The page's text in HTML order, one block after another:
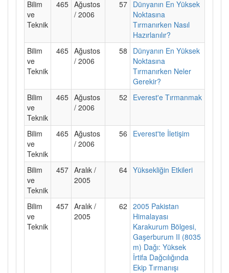
Bilim
ve
Teknik
465 Ağustos
/ 2006
57 Dünyanın En Yüksek
Noktasına
Tırmanırken Nasıl
Hazırlanılır?
Bilim
ve
Teknik
465 Ağustos
/ 2006
58
Dünyanın En Yüksek
Noktasına
Tırmanırken Neler
Gerekir?
Bilim
ve
Teknik
465 Ağustos
/ 2006
52 Everest'e Tırmanmak
Bilim
ve
Teknik
465 Ağustos
/ 2006
56 Everest'te İletişim
Bilim
ve
Teknik
457 Aralık /
2005
64 Yüksekliğin Etkileri
Bilim
ve
Teknik
457 Aralık /
2005
62 2005 Pakistan
Himalayası
Karakurum Bölgesi,
Gaşerburum II (8035
m) Dağı: Yüksek
İrtifa Dağcılığında
Ekip Tırmanışı